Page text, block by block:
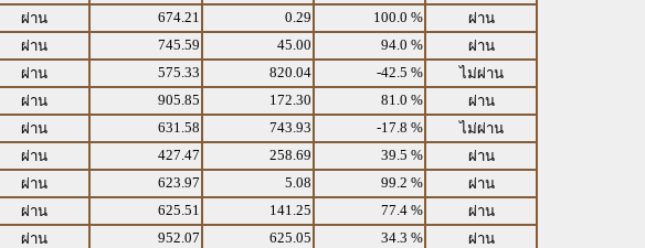
ผ่าน 674.21 0.29 100.0 %
ผ่าน
ผ่าน 745.59 45.00 94.0 %
ผ่าน
ผ่าน 575.33 820.04 -42.5 %
ไม่ผ่าน
ผ่าน 905.85 172.30 81.0 %
ผ่าน
ผ่าน 631.58 743.93 -17.8 %
ไม่ผ่าน
ผ่าน 427.47 258.69 39.5 %
ผ่าน
ผ่าน 623.97 5.08 99.2 %
ผ่าน
ผ่าน 625.51 141.25 77.4 %
ผ่าน
ผ่าน 952.07 625.05 34.3 %
ผ่าน